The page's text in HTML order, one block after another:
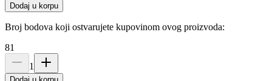
Dodaj u korpu
Broj bodova koji ostvarujete kupovinom ovog proizvoda:
81
1